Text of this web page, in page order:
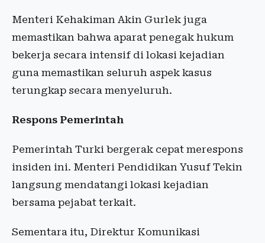
Menteri Kehakiman Akin Gurlek juga
memastikan bahwa aparat penegak hukum
bekerja secara intensif di lokasi kejadian
guna memastikan seluruh aspek kasus
terungkap secara menyeluruh.
Respons Pemerintah
Pemerintah Turki bergerak cepat merespons
insiden ini. Menteri Pendidikan Yusuf Tekin
langsung mendatangi lokasi kejadian
bersama pejabat terkait.
Sementara itu, Direktur Komunikasi